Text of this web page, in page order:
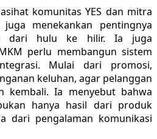
komunitas YES dan mitra
menekankan pentingnya
dari hulu ke hilir. Ia juga
perlu membangun sistem
Mulai dari promosi,
keluhan, agar pelanggan
kembali. Ia menyebut bahwa
hanya hasil dari produk
dari pengalaman komunikasi